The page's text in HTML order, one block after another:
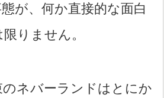
が、何か直接的な面白
りません。
ネバーランドはとにか